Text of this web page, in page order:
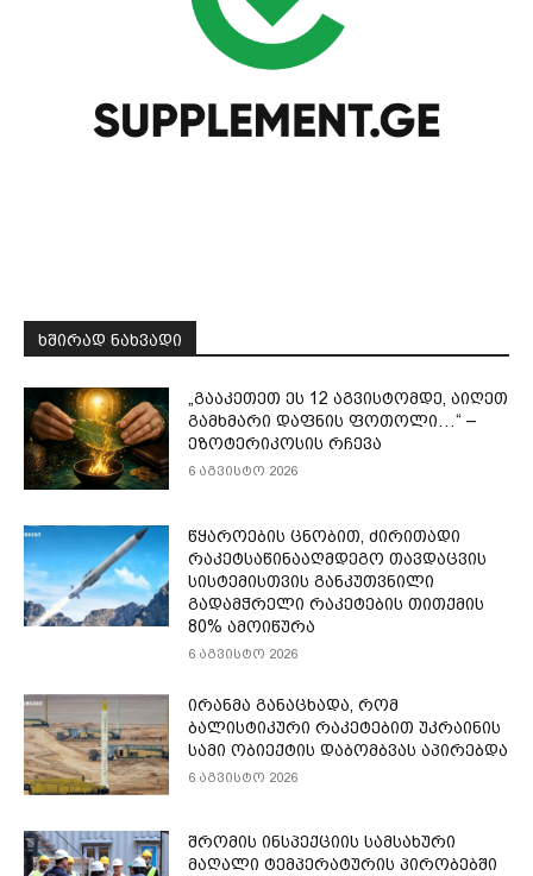
ᲮᲨᲘᲠᲐᲓ ᲜᲐᲮᲕᲐᲓᲘ
„გააკეთეთ ეს 12 აგვისტომდე, აიღეთ
გამხმარი დაფნის ფოთოლი…“ –
ეზოტერიკოსის რჩევა
6 აგვისტო 2026
წყაროების ცნობით, ძირითადი
რაკეტსაწინააღმდეგო თავდაცვის
სისტემისთვის განკუთვნილი
გადამჭრელი რაკეტების თითქმის
80% ამოიწურა
6 აგვისტო 2026
ირანმა განაცხადა, რომ
ბალისტიკური რაკეტებით უკრაინის
სამი ობიექტის დაბომბვას აპირებდა
6 აგვისტო 2026
შრომის ინსპექციის სამსახური
მაღალი ტემპერატურის პირობებში